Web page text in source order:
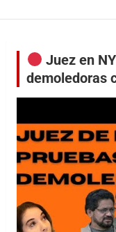
Juez en
demoledoras